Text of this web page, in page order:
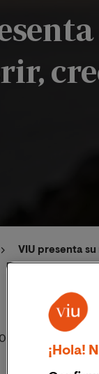
VIU presenta
¡Hola!